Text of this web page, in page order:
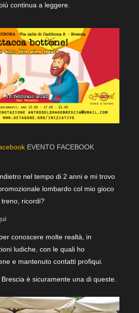
continua a leggere.
EVENTO FACEBOOK
nel tempo di 2 anni e mi trovo
lombardo col mio gioco
ricordi?
conoscere molte realtà, in
ludiche, con le quali ho
e mantenuto contatti profiqui.
Brescia è sicuramente una di queste.